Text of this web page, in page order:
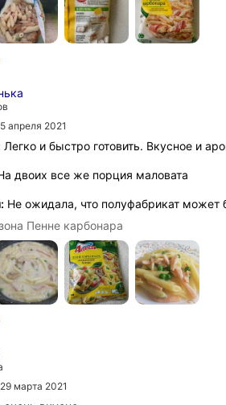
5 апреля 2021
Легко и быстро готовить. Вкусное и
двоих все же порция маловата
Не ожидала, что полуфабрикат
Пенне карбонара
29 марта 2021